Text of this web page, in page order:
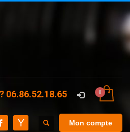
06.86.52.18.65
Mon compte